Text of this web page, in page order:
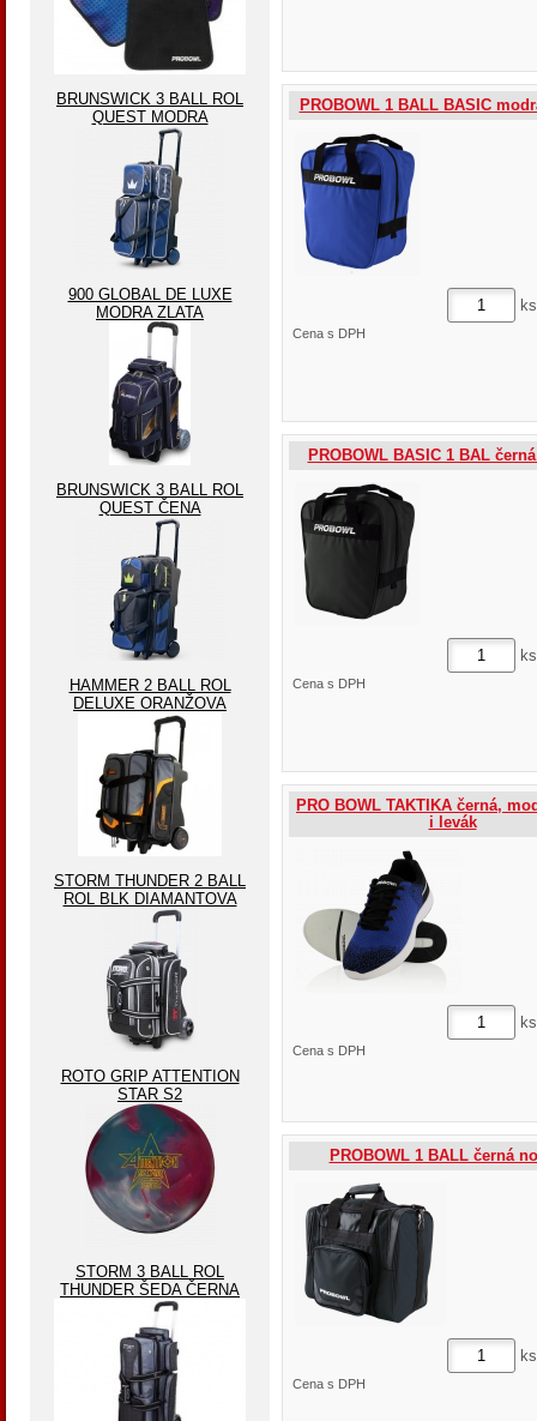
PROBOWL 1 BALL BASIC
ks
Cena s DPH
PROBOWL BASIC 1 BAL
ks
Cena s DPH
PRO BOWL TAKTIKA černá,
i levák
ks
Cena s DPH
PROBOWL 1 BALL černá
ks
Cena s DPH
BRUNSWICK 3 BALL ROL
QUEST MODRA
900 GLOBAL DE LUXE
MODRA ZLATA
BRUNSWICK 3 BALL ROL
QUEST ČENA
HAMMER 2 BALL ROL
DELUXE ORANŽOVA
STORM THUNDER 2 BALL
ROL BLK DIAMANTOVA
ROTO GRIP ATTENTION
STAR S2
STORM 3 BALL ROL
THUNDER ŠEDA ČERNA